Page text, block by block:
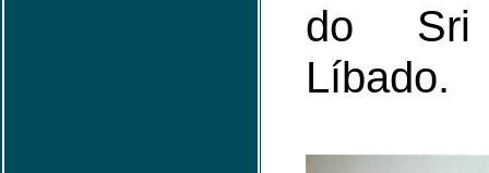
do
Líbado.